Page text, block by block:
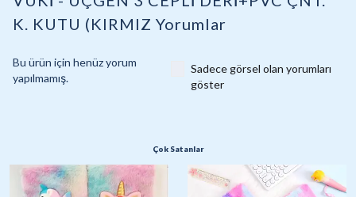
K. KUTU (KIRMIZ Yorumlar
Bu ürün için henüz yorum
yapılmamış.
Sadece görsel olan yorumları
göster
Çok Satanlar